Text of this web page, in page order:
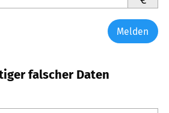
Melden
falscher Daten